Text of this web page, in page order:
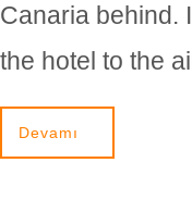
Canaria behind.
the hotel to the
Devamı